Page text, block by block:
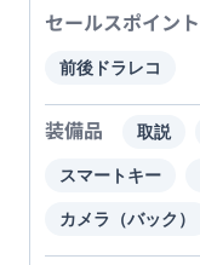
セールスポイント
前後ドラレコ
装備品 取説
スマートキー
カメラ（バック）